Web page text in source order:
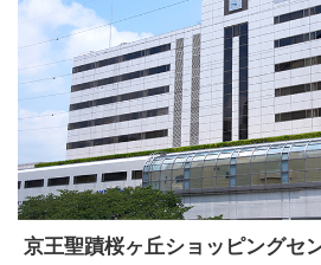
京王聖蹟桜ヶ丘ショッピングセ